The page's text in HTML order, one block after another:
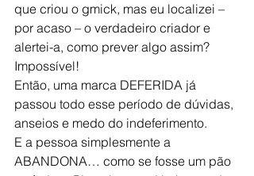
que criou o gmick, mas eu localizei –
por acaso – o verdadeiro criador e
alertei-a, como prever algo assim?
Impossível!
Então, uma marca DEFERIDA já
passou todo esse período de dúvidas,
anseios e medo do indeferimento.
E a pessoa simplesmente a
ABANDONA… como se fosse um pão